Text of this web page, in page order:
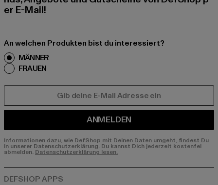
er E-Mail!
An welchen Produkten bist du interessiert?
MÄNNER
FRAUEN
ANMELDEN
Informationen dazu, wie DefShop mit Deinen Daten umgeht, findest Du
in unserer Datenschutzerklärung. Du kannst Dich jederzeit kostenfei
abmelden. Datenschutzerklärung lesen.